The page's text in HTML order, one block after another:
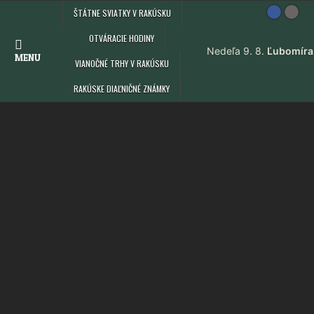
MENU
ŠTÁTNE SVIATKY V RAKÚSKU
OTVÁRACIE HODINY
VIANOČNÉ TRHY V RAKÚSKU
RAKÚSKE DIAĽNIČNÉ ZNÁMKY